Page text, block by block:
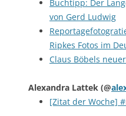
Buchtipp: Der
von Gerd Ludwig
Ripkes Fotos im
Claus Böbels
Alexandra Lattek (@
[Zitat der Woche]